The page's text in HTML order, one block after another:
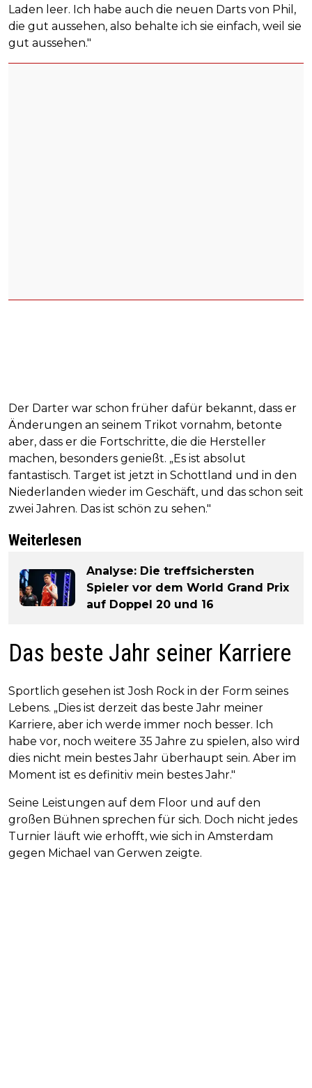
Laden leer. Ich habe auch die neuen Darts von Phil,
die gut aussehen, also behalte ich sie einfach, weil sie
gut aussehen."
Der Darter war schon früher dafür bekannt, dass er
Änderungen an seinem Trikot vornahm, betonte
aber, dass er die Fortschritte, die die Hersteller
machen, besonders genießt. „Es ist absolut
fantastisch. Target ist jetzt in Schottland und in den
Niederlanden wieder im Geschäft, und das schon seit
zwei Jahren. Das ist schön zu sehen."
Weiterlesen
Analyse: Die treffsichersten
Spieler vor dem World Grand Prix
auf Doppel 20 und 16
Das beste Jahr seiner Karriere
Sportlich gesehen ist Josh Rock in der Form seines
Lebens. „Dies ist derzeit das beste Jahr meiner
Karriere, aber ich werde immer noch besser. Ich
habe vor, noch weitere 35 Jahre zu spielen, also wird
dies nicht mein bestes Jahr überhaupt sein. Aber im
Moment ist es definitiv mein bestes Jahr."
Seine Leistungen auf dem Floor und auf den
großen Bühnen sprechen für sich. Doch nicht jedes
Turnier läuft wie erhofft, wie sich in Amsterdam
gegen Michael van Gerwen zeigte.